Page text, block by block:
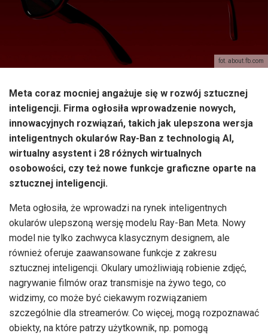
fot. about.fb.com
Meta coraz mocniej angażuje się w rozwój sztucznej
inteligencji. Firma ogłosiła wprowadzenie nowych,
innowacyjnych rozwiązań, takich jak ulepszona wersja
inteligentnych okularów Ray-Ban z technologią AI,
wirtualny asystent i 28 różnych wirtualnych
osobowości, czy też nowe funkcje graficzne oparte na
sztucznej inteligencji.
Meta ogłosiła, że wprowadzi na rynek inteligentnych
okularów ulepszoną wersję modelu Ray-Ban Meta. Nowy
model nie tylko zachwyca klasycznym designem, ale
również oferuje zaawansowane funkcje z zakresu
sztucznej inteligencji. Okulary umożliwiają robienie zdjęć,
nagrywanie filmów oraz transmisje na żywo tego, co
widzimy, co może być ciekawym rozwiązaniem
szczególnie dla streamerów. Co więcej, mogą rozpoznawać
obiekty, na które patrzy użytkownik, np. pomogą